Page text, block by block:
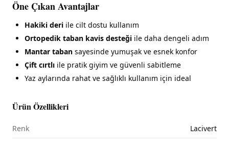
Öne Çıkan Avantajlar
Hakiki deri ile cilt dostu kullanım
Ortopedik taban kavis desteği ile daha dengeli adım
Mantar taban sayesinde yumuşak ve esnek konfor
Çift cırtlı ile pratik giyim ve güvenli sabitleme
Yaz aylarında rahat ve sağlıklı kullanım için ideal
Ürün Özellikleri
Renk Lacivert